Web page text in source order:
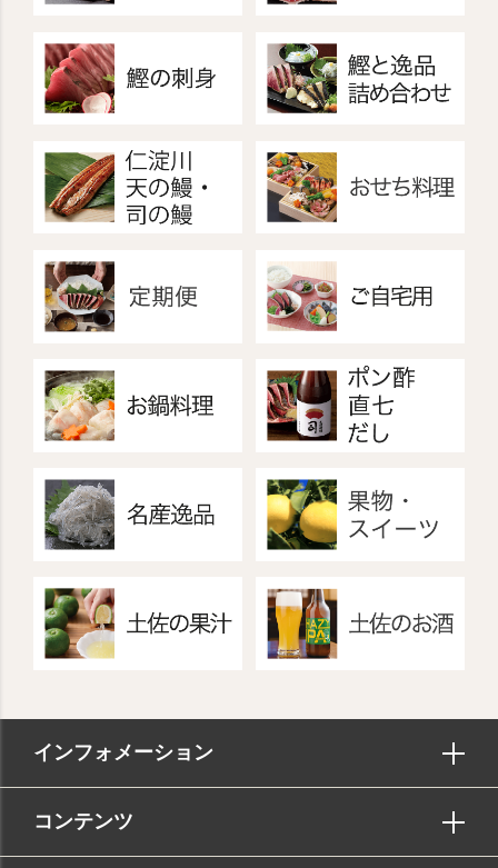
インフォメーション
コンテンツ